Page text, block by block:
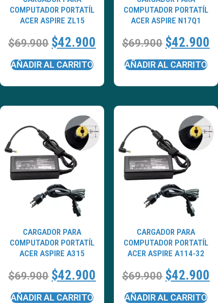
COMPUTADOR PORTATÍL
ACER ASPIRE ZL15
$69.900 $42.900
AÑADIR AL CARRITO
COMPUTADOR PORTATÍL
ACER ASPIRE N17Q1
$69.900 $42.900
AÑADIR AL CARRITO
CARGADOR PARA
COMPUTADOR PORTATÍL
ACER ASPIRE A315
$69.900 $42.900
AÑADIR AL CARRITO
CARGADOR PARA
COMPUTADOR PORTATÍL
ACER ASPIRE A114-32
$69.900 $42.900
AÑADIR AL CARRITO